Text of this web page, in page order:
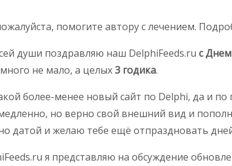
помогите автору с лечением.
души поздравляю наш DelphiFeeds.ru с
не мало, а целых3 годика.
более-менее новый сайт по Delphi, да и
но верно свой внешний вид и
датой и желаю тебе ещё отпраздновать
я представляю на обсуждение